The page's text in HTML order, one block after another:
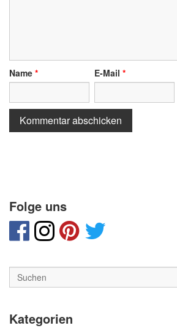
Name * E-Mail*
Folge uns
Kategorien